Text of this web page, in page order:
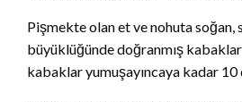
Pişmekte olan et ve nohuta soğan,
büyüklüğünde doğranmış
kabaklar yumuşayıncaya kadar